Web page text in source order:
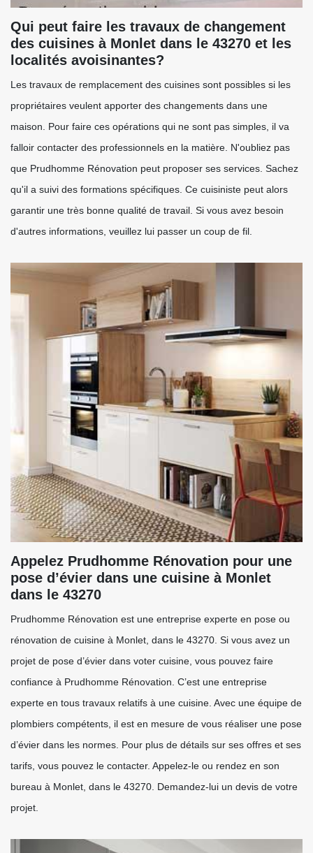
Qui peut faire les travaux de changement
des cuisines à Monlet dans le 43270 et les
localités avoisinantes?
Les travaux de remplacement des cuisines sont possibles si les
propriétaires veulent apporter des changements dans une
maison. Pour faire ces opérations qui ne sont pas simples, il va
falloir contacter des professionnels en la matière. N'oubliez pas
que Prudhomme Rénovation peut proposer ses services. Sachez
qu'il a suivi des formations spécifiques. Ce cuisiniste peut alors
garantir une très bonne qualité de travail. Si vous avez besoin
d'autres informations, veuillez lui passer un coup de fil.
Appelez Prudhomme Rénovation pour une
pose d’évier dans une cuisine à Monlet
dans le 43270
Prudhomme Rénovation est une entreprise experte en pose ou
rénovation de cuisine à Monlet, dans le 43270. Si vous avez un
projet de pose d’évier dans voter cuisine, vous pouvez faire
confiance à Prudhomme Rénovation. C’est une entreprise
experte en tous travaux relatifs à une cuisine. Avec une équipe de
plombiers compétents, il est en mesure de vous réaliser une pose
d’évier dans les normes. Pour plus de détails sur ses offres et ses
tarifs, vous pouvez le contacter. Appelez-le ou rendez en son
bureau à Monlet, dans le 43270. Demandez-lui un devis de votre
projet.